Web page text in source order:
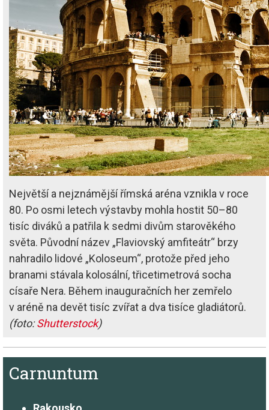
Největší a nejznámější římská aréna vznikla v roce
80. Po osmi letech výstavby mohla hostit 50–80
tisíc diváků a patřila k sedmi divům starověkého
světa. Původní název „Flaviovský amfiteátr“ brzy
nahradilo lidové „Koloseum“, protože před jeho
branami stávala kolosální, třicetimetrová socha
císaře Nera. Během inauguračních her zemřelo
v aréně na devět tisíc zvířat a dva tisíce gladiátorů.
(foto:Shutterstock)
Carnuntum